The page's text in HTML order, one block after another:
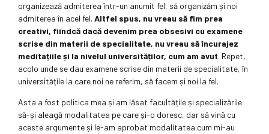
organizează admiterea într-un anumit fel, să organizăm și noi
admiterea în acel fel. Altfel spus, nu vreau să fim prea
creativi, fiindcă dacă devenim prea obsesivi cu examene
scrise din materii de specialitate, nu vreau să încurajez
meditațiileși la nivelul universităților, cum am avut. Repet,
acolo unde se dau examene scrise din materii de specialitate, în
universitățile la care noi ne referim, să facem și noi la fel.
Asta a fost politica mea și am lăsat facultățile și specializările
să-și aleagă modalitatea pe care și-o doresc, dar să vină cu
aceste argumente și le-am aprobat modalitatea cum mi-au